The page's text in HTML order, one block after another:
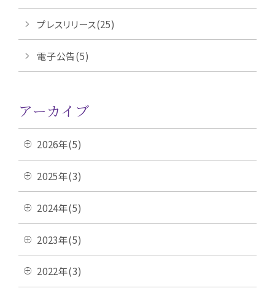
プレスリリース(25)
電子公告(5)
アーカイブ
2026年(5)
2025年(3)
2024年(5)
2023年(5)
2022年(3)